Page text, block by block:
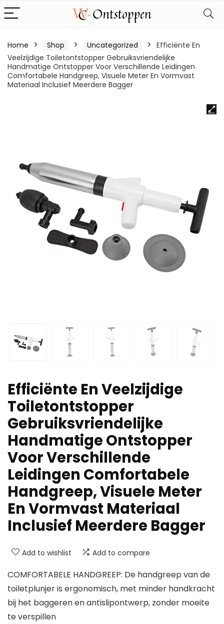
Home Shop Uncategorized
Efficiënte En
Veelzijdige Toiletontstopper Gebruiksvriendelijke
Handmatige Ontstopper Voor Verschillende Leidingen
Comfortabele Handgreep, Visuele Meter En Vormvast
Materiaal Inclusief Meerdere Bagger
Efficiënte En Veelzijdige
Toiletontstopper
Gebruiksvriendelijke
Handmatige Ontstopper
Voor Verschillende
Leidingen Comfortabele
Handgreep, Visuele Meter
En Vormvast Materiaal
Inclusief Meerdere Bagger
Add to wishlist Add to compare
COMFORTABELE HANDGREEP: De handgreep van de
toiletplunjer is ergonomisch, met minder handkracht
bij het baggeren en antislipontwerp, zonder moeite
te verspillen